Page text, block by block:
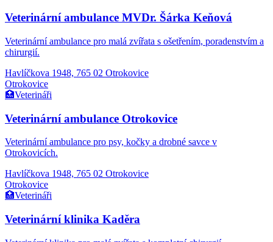
Veterinární ambulance MVDr. Šárka Keňová
Veterinární ambulance pro malá zvířata s ošetřením, poradenstvím a
chirurgií.
Havlíčkova 1948, 765 02 Otrokovice
Otrokovice
🏥Veterináři
Veterinární ambulance Otrokovice
Veterinární ambulance pro psy, kočky a drobné savce v
Otrokovicích.
Havlíčkova 1948, 765 02 Otrokovice
Otrokovice
🏥Veterináři
Veterinární klinika Kaděra